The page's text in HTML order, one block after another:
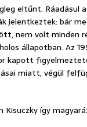
eltűnt. Ráadásul
jelentkeztek: bár
nem volt minden
állapotban. Az
kapott
miatt, végül
Kisuczky így